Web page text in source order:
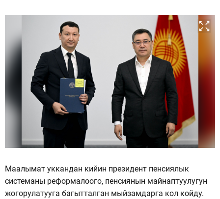
Маалымат уккандан кийин президент пенсиялык
системаны реформалоого, пенсиянын майнаптуулугун
жогорулатууга багытталган мыйзамдарга кол койду.